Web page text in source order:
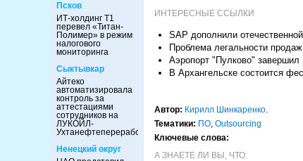
Псков
ИТ-холдинг Т1
перевел «Титан-
Полимер» в режим
налогового
мониторинга
Сыктывкар
Айтеко
автоматизировала
контроль за
аттестациями
сотрудников на
ЛУКОЙЛ-
Ухтанефтепереработка
Ненецкий округ
ИНТЕРЕСНЫЕ ССЫЛКИ
SAP дополнили
Проблема легальности
Аэропорт "Пулково" завершил
В Архангельске состоится
Автор: Кирилл Шинкаренко.
Тематики: ПО, Outsourcing
Ключевые слова:
А ЗНАЕТЕ ЛИ ВЫ, ЧТО: